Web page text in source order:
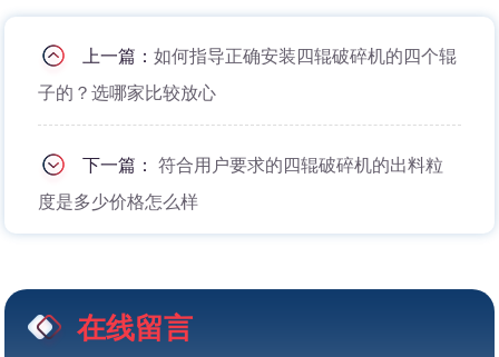
上一篇：如何指导正确安装四辊破碎机的四个辊
子的？选哪家比较放心
下一篇：符合用户要求的四辊破碎机的出料粒
度是多少价格怎么样
在线留言